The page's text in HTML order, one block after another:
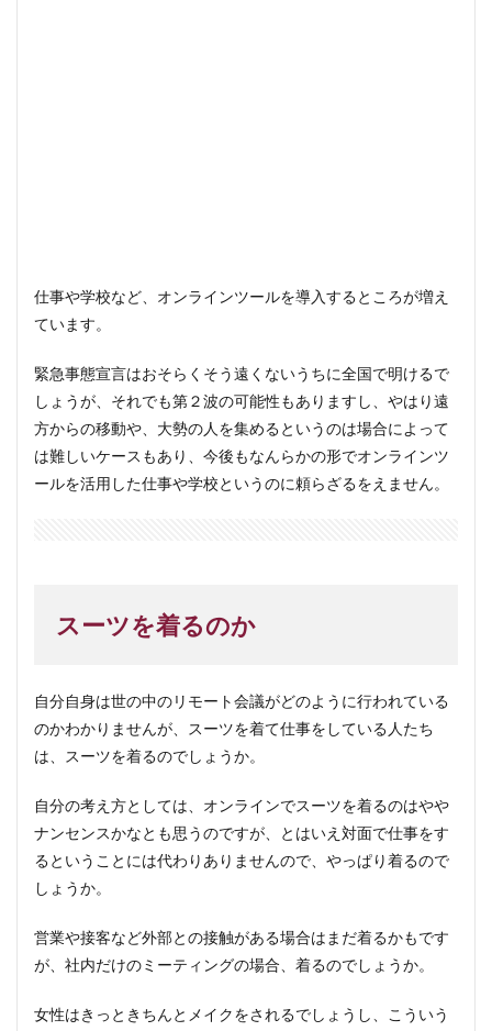
仕事や学校など、オンラインツールを導入するところが増え
ています。
緊急事態宣言はおそらくそう遠くないうちに全国で明けるで
しょうが、それでも第２波の可能性もありますし、やはり遠
方からの移動や、大勢の人を集めるというのは場合によって
は難しいケースもあり、今後もなんらかの形でオンラインツ
ールを活用した仕事や学校というのに頼らざるをえません。
スーツを着るのか
自分自身は世の中のリモート会議がどのように行われている
のかわかりませんが、スーツを着て仕事をしている人たち
は、スーツを着るのでしょうか。
自分の考え方としては、オンラインでスーツを着るのはやや
ナンセンスかなとも思うのですが、とはいえ対面で仕事をす
るということには代わりありませんので、やっぱり着るので
しょうか。
営業や接客など外部との接触がある場合はまだ着るかもです
が、社内だけのミーティングの場合、着るのでしょうか。
女性はきっときちんとメイクをされるでしょうし、こういう